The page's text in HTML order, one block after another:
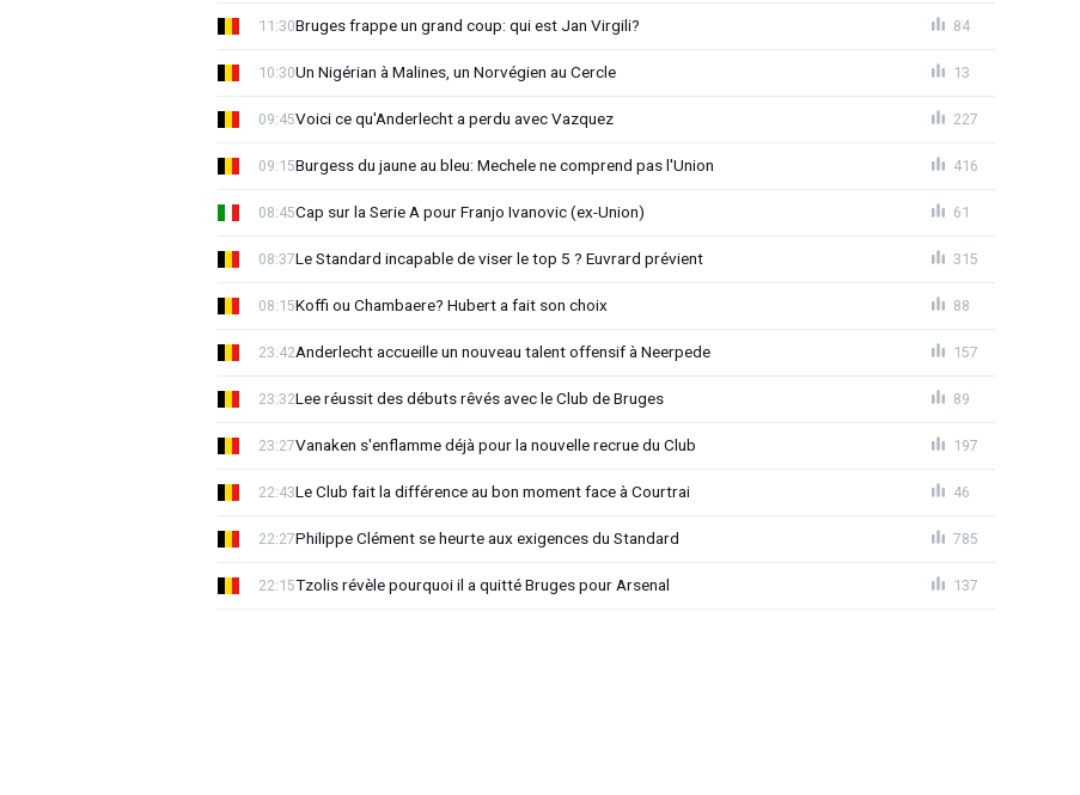
Bruges frappe un grand coup: qui est Jan Virgili?
11:30 84
Un Nigérian à Malines, un Norvégien au Cercle
10:30 13
Voici ce qu'Anderlecht a perdu avec Vazquez
09:45 227
Burgess du jaune au bleu: Mechele ne comprend pas l'Union
09:15 416
Cap sur la Serie A pour Franjo Ivanovic (ex-Union)
08:45 61
Le Standard incapable de viser le top 5 ? Euvrard prévient
08:37 315
Koffi ou Chambaere? Hubert a fait son choix
08:15 88
Anderlecht accueille un nouveau talent offensif à Neerpede
23:42 157
Lee réussit des débuts rêvés avec le Club de Bruges
23:32 89
Vanaken s'enflamme déjà pour la nouvelle recrue du Club
23:27 197
Le Club fait la différence au bon moment face à Courtrai
22:43 46
Philippe Clément se heurte aux exigences du Standard
22:27 785
Tzolis révèle pourquoi il a quitté Bruges pour Arsenal
22:15 137